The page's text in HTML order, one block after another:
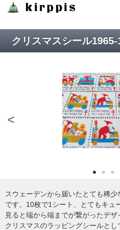
Strict Standards : Redefining
/virtual/kirppis/
on line 124
クリスマスシール
<
スウェーデンから届いたとても稀
です。10枚で1シート、とてもキュ
見ると端から端までが繋がったデザ
クリスマスのラッピングシールと